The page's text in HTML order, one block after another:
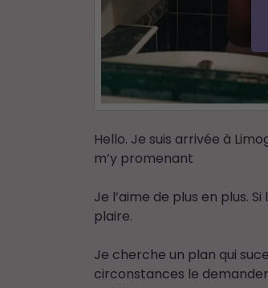
Hello. Je suis arrivée à
m’y promenant
Je l’aime de plus en plus.
plaire.
Je cherche un plan qui
circonstances le